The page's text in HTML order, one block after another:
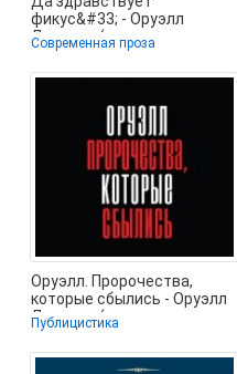
фикус&#33; - Оруэлл
Джордж (книги хорошем
качестве бесплатно без
Современная проза
Оруэлл. Пророчества,
которые сбылись - Оруэлл
Джордж (читать
бесплатно книги
Публицистика